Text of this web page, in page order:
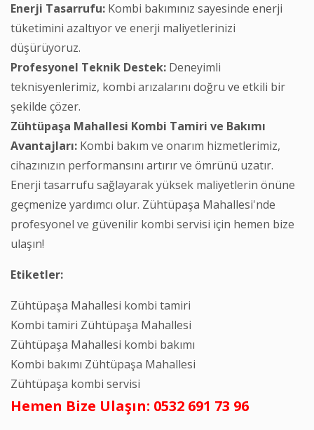
Enerji Tasarrufu: Kombi bakımınız sayesinde enerji
tüketimini azaltıyor ve enerji maliyetlerinizi
düşürüyoruz.
Profesyonel Teknik Destek: Deneyimli
teknisyenlerimiz, kombi arızalarını doğru ve etkili bir
şekilde çözer.
Zühtüpaşa Mahallesi Kombi Tamiri ve Bakımı
Avantajları: Kombi bakım ve onarım hizmetlerimiz,
cihazınızın performansını artırır ve ömrünü uzatır.
Enerji tasarrufu sağlayarak yüksek maliyetlerin önüne
geçmenize yardımcı olur. Zühtüpaşa Mahallesi'nde
profesyonel ve güvenilir kombi servisi için hemen bize
ulaşın!
Etiketler:
Zühtüpaşa Mahallesi kombi tamiri
Kombi tamiri Zühtüpaşa Mahallesi
Zühtüpaşa Mahallesi kombi bakımı
Kombi bakımı Zühtüpaşa Mahallesi
Zühtüpaşa kombi servisi
Hemen Bize Ulaşın: 0532 691 73 96